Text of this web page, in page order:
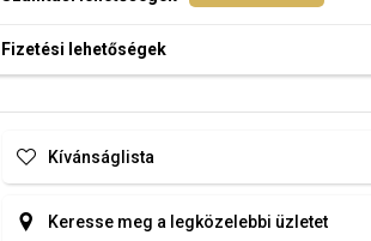
Fizetési lehetőségek
Kívánságlista
Keresse meg a legközelebbi üzletet